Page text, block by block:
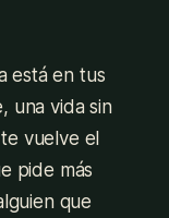
está en tus
una vida sin
vuelve el
pide más
que